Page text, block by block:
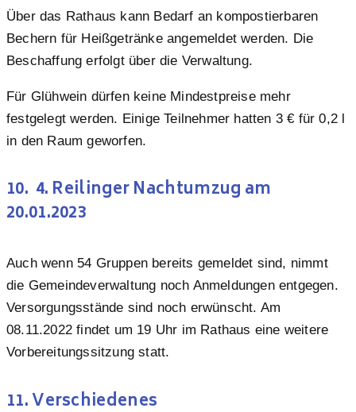
Über das Rathaus kann Bedarf an kompostierbaren
Bechern für Heißgetränke angemeldet werden. Die
Beschaffung erfolgt über die Verwaltung.
Für Glühwein dürfen keine Mindestpreise mehr
festgelegt werden. Einige Teilnehmer hatten 3 € für 0,2 l
in den Raum geworfen.
10. 4. Reilinger Nachtumzug am
20.01.2023
Auch wenn 54 Gruppen bereits gemeldet sind, nimmt
die Gemeindeverwaltung noch Anmeldungen entgegen.
Versorgungsstände sind noch erwünscht. Am
08.11.2022 findet um 19 Uhr im Rathaus eine weitere
Vorbereitungssitzung statt.
11. Verschiedenes